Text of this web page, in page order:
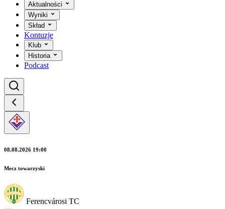
Aktualności
Wyniki
Skład
Kontuzje
Klub
Historia
Podcast
08.08.2026 19:00
Mecz towarzyski
Ferencvárosi TC